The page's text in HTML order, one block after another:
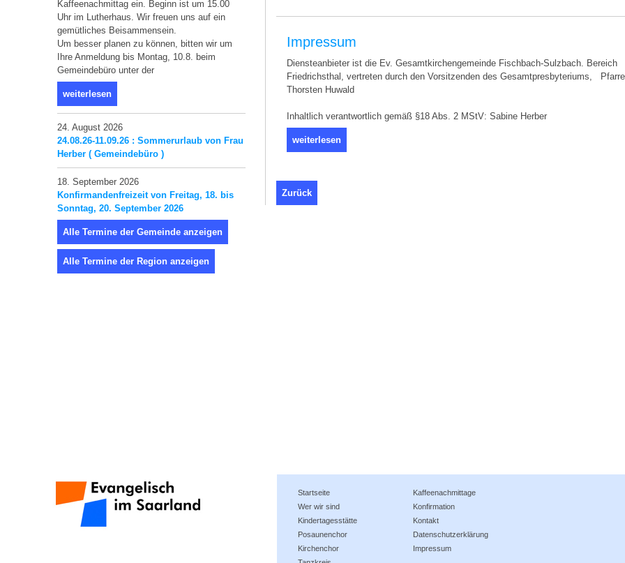
Kaffeenachmittag ein. Beginn ist um 15.00
Uhr im Lutherhaus. Wir freuen uns auf ein
gemütliches Beisammensein.
Um besser planen zu können, bitten wir um
Ihre Anmeldung bis Montag, 10.8. beim
Gemeindebüro unter der
weiterlesen
24. August 2026
24.08.26-11.09.26 : Sommerurlaub von Frau
Herber ( Gemeindebüro )
18. September 2026
Konfirmandenfreizeit von Freitag, 18. bis
Sonntag, 20. September 2026
Alle Termine der Gemeinde anzeigen
Alle Termine der Region anzeigen
Impressum
Diensteanbieter ist die Ev. Gesamtkirchengemeinde Fischbach-Sulzbach. Bereich
Friedrichsthal, vertreten durch den Vorsitzenden des Gesamtpresbyteriums,
Thorsten Huwald
Inhaltlich verantwortlich gemäß §18 Abs. 2 MStV: Sabine Herber
weiterlesen
Zurück
Startseite
Wer wir sind
Kindertagesstätte
Posaunenchor
Kirchenchor
Kaffeenachmittage
Konfirmation
Kontakt
Datenschutzerklärung
Impressum